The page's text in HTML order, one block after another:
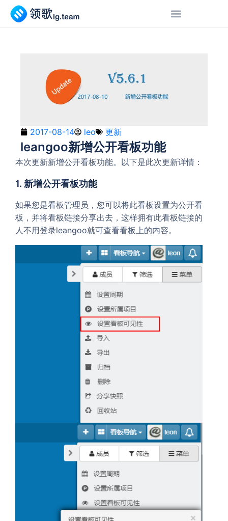
2017-08-14 leo 更新
leangoo新增公开看板功能
本次更新新增公开看板功能。以下是此次更新详情：
1. 新增公开看板功能
如果您是看板管理员，您可以将此看板设置为公开看
板，并将看板链接分享出去，这样拥有此看板链接的
人不用登录leangoo就可查看看板上的内容。